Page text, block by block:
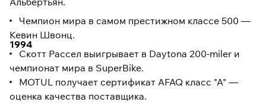
Чемпион мира в самом престижном классе 500 —
Кевин Швонц.
Скотт Рассел выигрывает в Daytona 200-miler и
чемпионат мира в SuperBike.
1994
MOTUL получает сертификат AFAQ класс "A" —
оценка качества поставщика.